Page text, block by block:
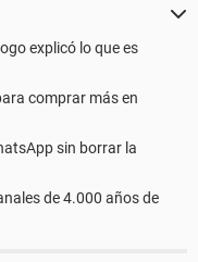
explicó lo que es
comprar más en
sin borrar la
de 4.000 años de